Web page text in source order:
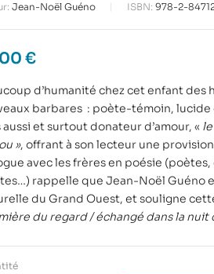
Jean-Noël Guéno ISBN: 978-2-
€
d’humanité chez cet enfant des
barbares : poète-témoin, lucide
aussi et surtout donateur d’amour, «
», offrant à son lecteur une
avec les frères en poésie
rappelle que Jean-Noël Guéno
du Grand Ouest, et souligne
du regard / échangé dans la nuit